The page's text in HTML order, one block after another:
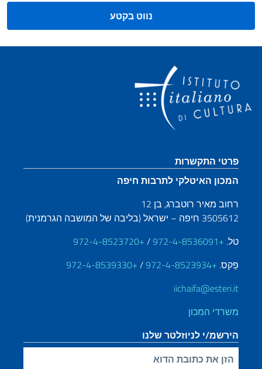
נווט בקטע
קטע כותרת תחתונה
פרטי התקשרות
המכון האיטלקי לתרבות חיפה
רחוב מאיר רוטברג, בן 12
3505612 חיפה – ישראל (בליבה של המושבה הגרמנית)
טל. +972-4-8536091
/
+972-4-8523720
פַקס. +972-4-8523934
/
+972-4-8539330
iichaifa@esteri.it
משרדי המכון
הירשמ/י לניוזלטר שלנו
הזינ/י את כתובת הדוא"ל שלך